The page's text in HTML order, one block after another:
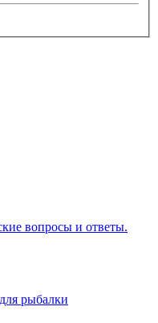
вопросы и ответы.
рыбалки